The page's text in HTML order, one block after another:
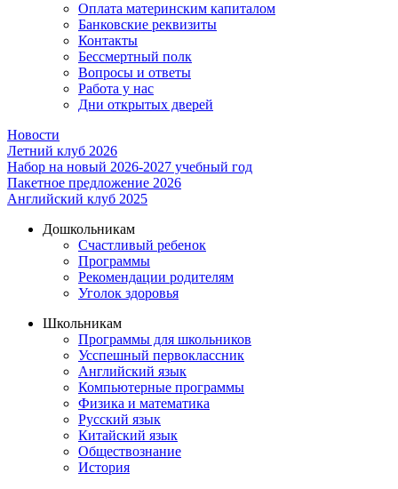
Оплата материнским капиталом
Банковские реквизиты
Контакты
Бессмертный полк
Вопросы и ответы
Работа у нас
Дни открытых дверей
Новости
Летний клуб 2026
Набор на новый 2026-2027 учебный год
Пакетное предложение 2026
Английский клуб 2025
Дошкольникам
Счастливый ребенок
Программы
Рекомендации родителям
Уголок здоровья
Школьникам
Программы для школьников
Усспешный первоклассник
Английский язык
Компьютерные программы
Физика и математика
Русский язык
Китайский язык
Обществознание
История